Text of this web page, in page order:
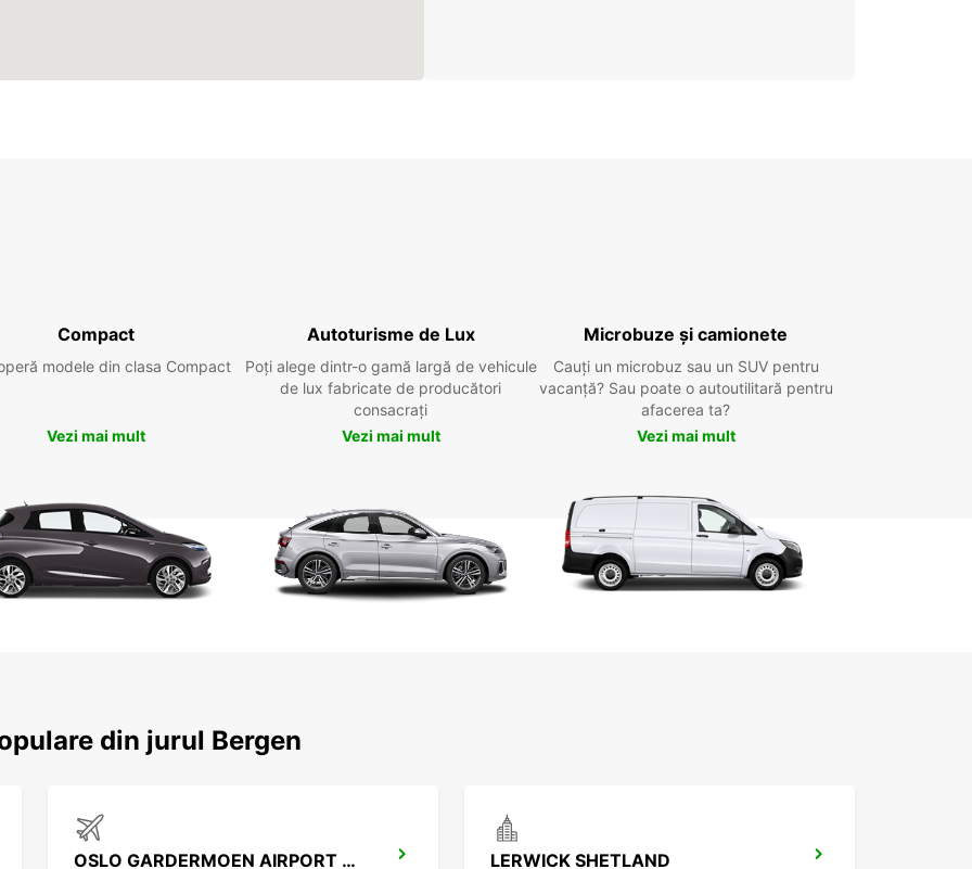
Compact
modele din clasa Compact
Vezi mai mult
Autoturisme de Lux
Poți alege dintr-o gamă largă de vehicule
de lux fabricate de producători
consacrați
Vezi mai mult
Microbuze și camionete
Cauți un microbuz sau un SUV pentru
vacanță? Sau poate o autoutilitară pentru
afacerea ta?
Vezi mai mult
din jurul Bergen
OSLO GARDERMOEN AIRPORT MEET AND GREET LERWICK SHETLAND